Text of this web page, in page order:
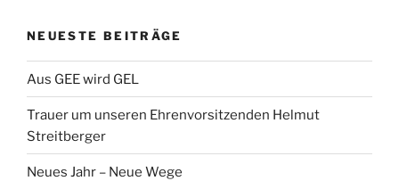
NEUESTE BEITRÄGE
Aus GEE wird GEL
Trauer um unseren Ehrenvorsitzenden Helmut
Streitberger
Neues Jahr – Neue Wege